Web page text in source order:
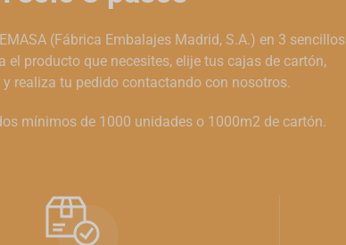
(Fábrica Embalajes Madrid, S.A.) en 3 sencillos
el producto que necesites, elije tus cajas de cartón,
realiza tu pedido contactando con nosotros.
mínimos de 1000 unidades o 1000m2 de cartón.